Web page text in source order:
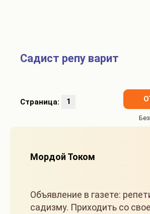
Садист репу варит
Страница: 1
Мордой Током
Объявление в газете:
садизму. Приходить со